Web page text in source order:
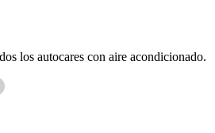
los autocares con aire acondicionado.